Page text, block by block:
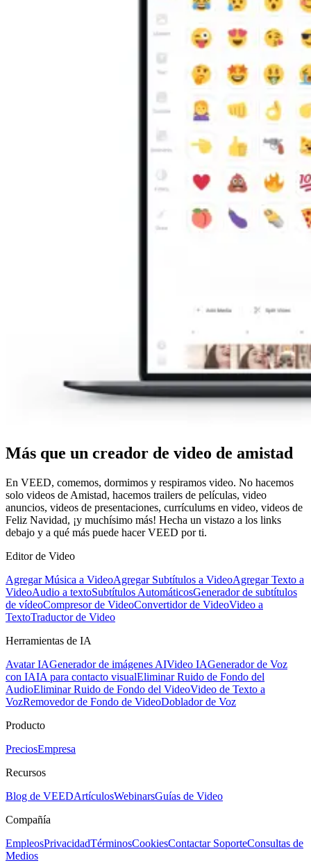
Más que un creador de video de amistad
En VEED, comemos, dormimos y respiramos video. No hacemos
solo videos de Amistad, hacemos trailers de películas, video
anuncios, videos de presentaciones, currículums en video, videos de
Feliz Navidad, ¡y muchísimo más! Hecha un vistazo a los links
debajo y a qué más puede hacer VEED por ti.
Editor de Video
Agregar Música a VideoAgregar Subtítulos a VideoAgregar Texto a
VideoAudio a textoSubtítulos AutomáticosGenerador de subtítulos
de vídeoCompresor de VideoConvertidor de VideoVideo a
TextoTraductor de Video
Herramientas de IA
Avatar IAGenerador de imágenes AIVideo IAGenerador de Voz
con IAIA para contacto visualEliminar Ruido de Fondo del
AudioEliminar Ruido de Fondo del VideoVideo de Texto a
VozRemovedor de Fondo de VideoDoblador de Voz
Producto
PreciosEmpresa
Recursos
Blog de VEEDArtículosWebinarsGuías de Video
Compañía
EmpleosPrivacidadTérminosCookiesContactar SoporteConsultas de
Medios